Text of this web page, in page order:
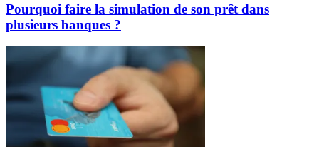
Pourquoi faire la simulation de son prêt dans
plusieurs banques ?